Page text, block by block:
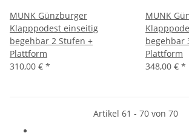
MUNK Günzburger
Klapppodest einseitig
begehbar 2 Stufen +
Plattform
310,00 € *
MUNK
begehbar
Plattform
348,00 € *
Artikel 61 - 70 von 70